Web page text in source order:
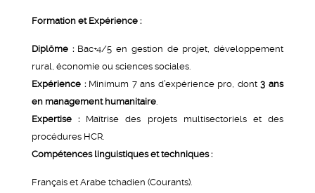
Formation et Expérience :
Diplôme :Bac+4/5 en gestion de projet, développement
rural, économie ou sciences sociales.
Expérience :Minimum 7 ans d’expérience pro, dont3 ans
en management humanitaire
Expertise :Maîtrise des projets multisectoriels et des
procédures HCR.
Compétences linguistiques et techniques :
Français et Arabe tchadien (Courants).